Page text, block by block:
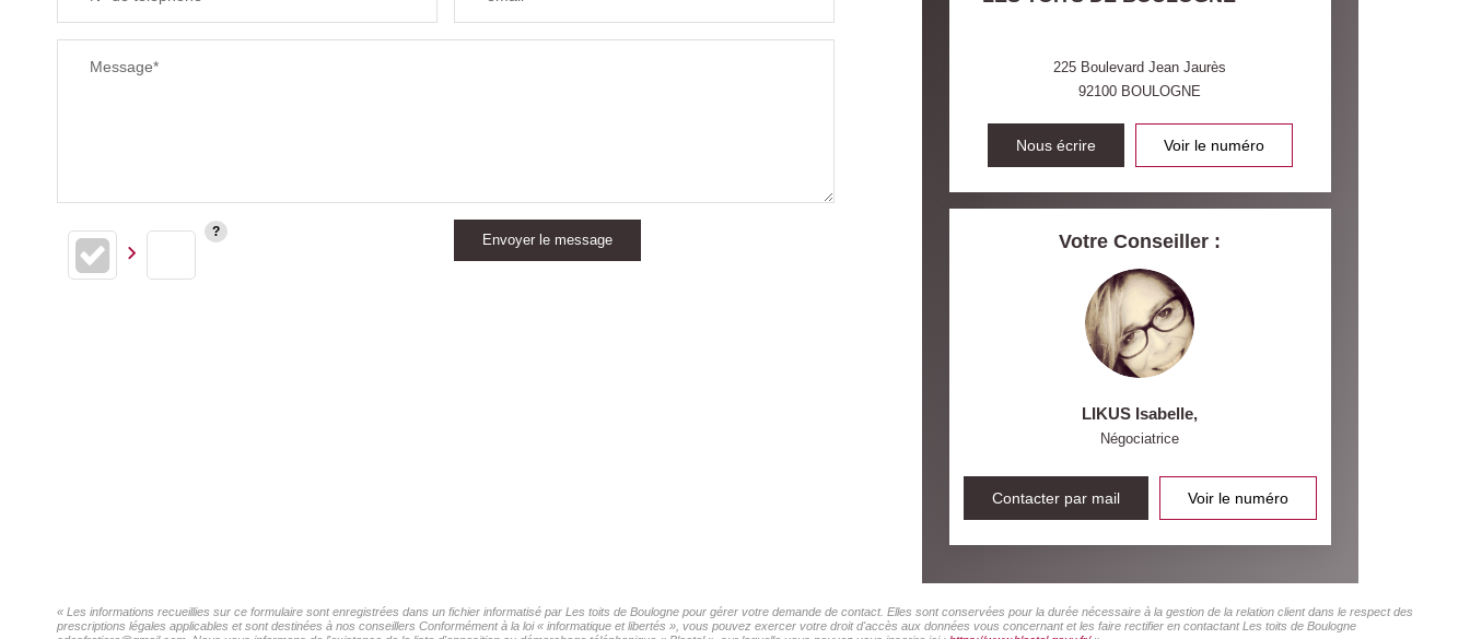
RESTAURANTS ET CAFÉS COMMERCES
Message*
Envoyer le message
225 Boulevard Jean Jaurès
92100 BOULOGNE
Nous écrire Voir le numéro
Votre Conseiller :
LIKUS Isabelle,
Négociatrice
Contacter par mail Voir le numéro
« Les informations recueillies sur ce formulaire sont enregistrées dans un fichier informatisé par Les toits de Boulogne pour gérer votre demande de contact. Elles sont conservées pour la durée nécessaire à la gestion de la relation client dans le respect des
prescriptions légales applicables et sont destinées à nos conseillers Conformément à la loi « informatique et libertés », vous pouvez exercer votre droit d'accès aux données vous concernant et les faire rectifier en contactant Les toits de Boulogne